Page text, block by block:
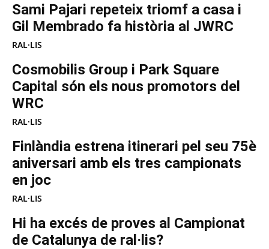
Sami Pajari repeteix triomf a casa i
Gil Membrado fa història al JWRC
RAL·LIS
Cosmobilis Group i Park Square
Capital són els nous promotors del
WRC
RAL·LIS
Finlàndia estrena itinerari pel seu 75è
aniversari amb els tres campionats
en joc
RAL·LIS
Hi ha excés de proves al Campionat
de Catalunya de ral·lis?